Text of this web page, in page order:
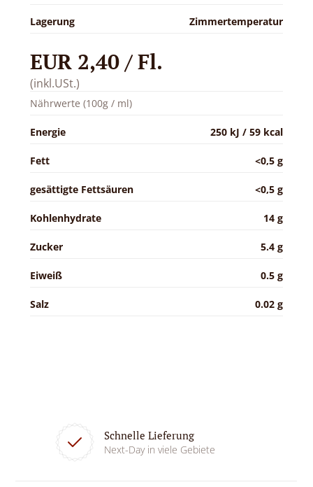
Lagerung Zimmertemperatur
EUR 2,40 / Fl.
(inkl.USt.)
Nährwerte (100g / ml)
Energie 250 kJ / 59 kcal
Fett <0,5 g
gesättigte Fettsäuren <0,5 g
Kohlenhydrate 14 g
Zucker 5.4 g
Eiweiß 0.5 g
Salz 0.02 g
Schnelle Lieferung
Next-Day in viele Gebiete